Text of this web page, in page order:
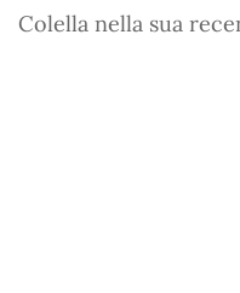
Colella nella sua